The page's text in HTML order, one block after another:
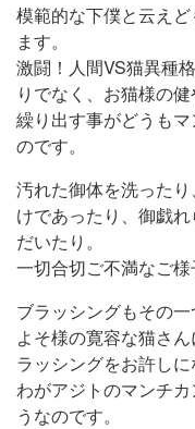
模範的な下僕と云え
ます。
激闘！人間VS猫異種
りでなく、お猫様の
繰り出す事がどうも
のです。
汚れた御体を洗った
けであったり、御戯
だいたり。
一切合切ご不満なご様
ブラッシングもその一
よそ様の寛容な猫さ
ラッシングをお許しに
わがアジトのマンチ
うなのです。